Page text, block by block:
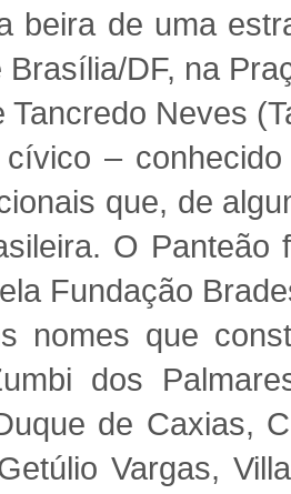
beira de uma
Brasília/DF, na
Tancredo Neves
cívico –
que, de
O
Fundação
nomes que
dos
de Caxias,
Vargas,